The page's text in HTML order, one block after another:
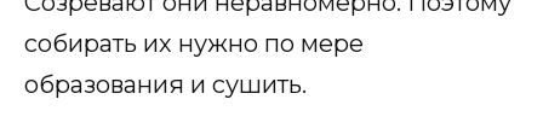
собирать их нужно по мере
образования и сушить.